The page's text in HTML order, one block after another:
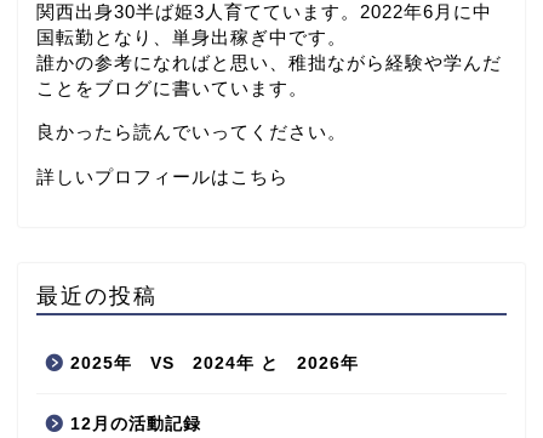
関西出身30半ば姫3人育てています。2022年6月に中
国転勤となり、単身出稼ぎ中です。
誰かの参考になればと思い、稚拙ながら経験や学んだ
ことをブログに書いています。
良かったら読んでいってください。
詳しいプロフィールはこちら
最近の投稿
2025年 VS 2024年 と 2026年
12月の活動記録